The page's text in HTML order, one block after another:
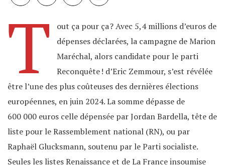
T
out ça pour ça ? Avec 5,4 millions d’euros de
dépenses déclarées, la campagne de Marion
Maréchal, alors candidate pour le parti
Reconquête ! d’Eric Zemmour, s’est révélée
être l’une des plus coûteuses des dernières élections
européennes, en juin 2024. La somme dépasse de
600 000 euros celle dépensée par Jordan Bardella, tête de
liste pour le Rassemblement national (RN), ou par
Raphaël Glucksmann, soutenu par le Parti socialiste.
Seules les listes Renaissance et de La France insoumise